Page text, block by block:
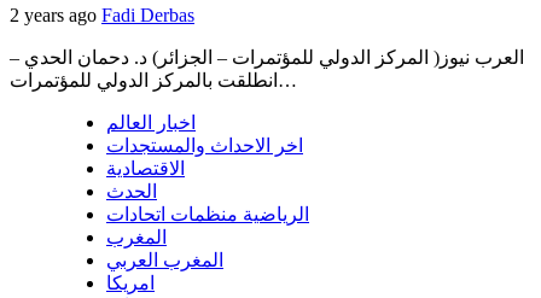
2 years ago Fadi Derbas
العرب نيوز( المركز الدولي للمؤتمرات – الجزائر) د. دحمان الحدي –
انطلقت بالمركز الدولي للمؤتمرات…
اخبار العالم
اخر الاحداث والمستجدات
الاقتصادية
الحدث
الرياضية منظمات اتحادات
المغرب
المغرب العربي
امريكا